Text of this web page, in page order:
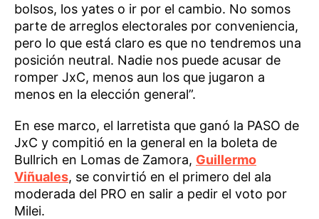
bolsos, los yates o ir por el cambio. No somos
parte de arreglos electorales por conveniencia,
pero lo que está claro es que no tendremos una
posición neutral. Nadie nos puede acusar de
romper JxC, menos aun los que jugaron a
menos en la elección general”.
En ese marco, el larretista que ganó la PASO de
JxC y compitió en la general en la boleta de
Bullrich en Lomas de Zamora, Guillermo
Viñuales, se convirtió en el primero del ala
moderada del PRO en salir a pedir el voto por
Milei.